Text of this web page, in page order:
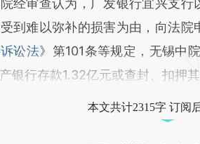
审查认为，广发银行宜兴支行
到难以弥补的损害为由，向法院
讼法》第101条等规定，无锡中
银行存款1.32亿元或查封、扣押其
本文共计2315字 订阅